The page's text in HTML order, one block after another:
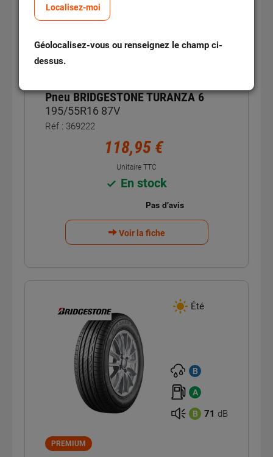
Localisez-moi
Géolocalisez-vous ou renseignez le champ ci-
dessus.
B 69dB
Pneu BRIDGESTONE TURANZA 6
195/55R16 87V
Réf : 369222
118,95 €
Unitaire TTC
En stock
Voir la fiche
Été
B
A
B 71 dB
PREMIUM